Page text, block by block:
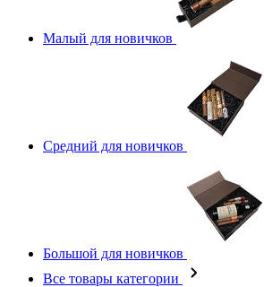
Малый для новичков
Средний для новичков
Большой для новичков
Все товары категории